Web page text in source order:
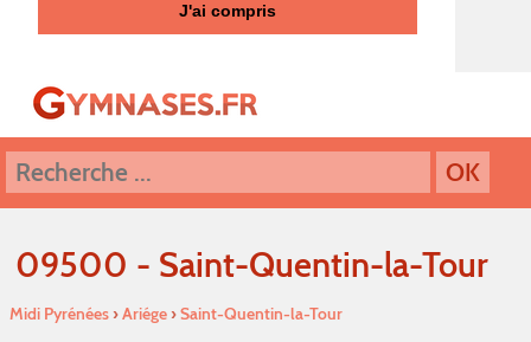
J'ai compris
09500 - Saint-Quentin-la-Tour
Midi Pyrénées›Ariége›Saint-Quentin-la-Tour